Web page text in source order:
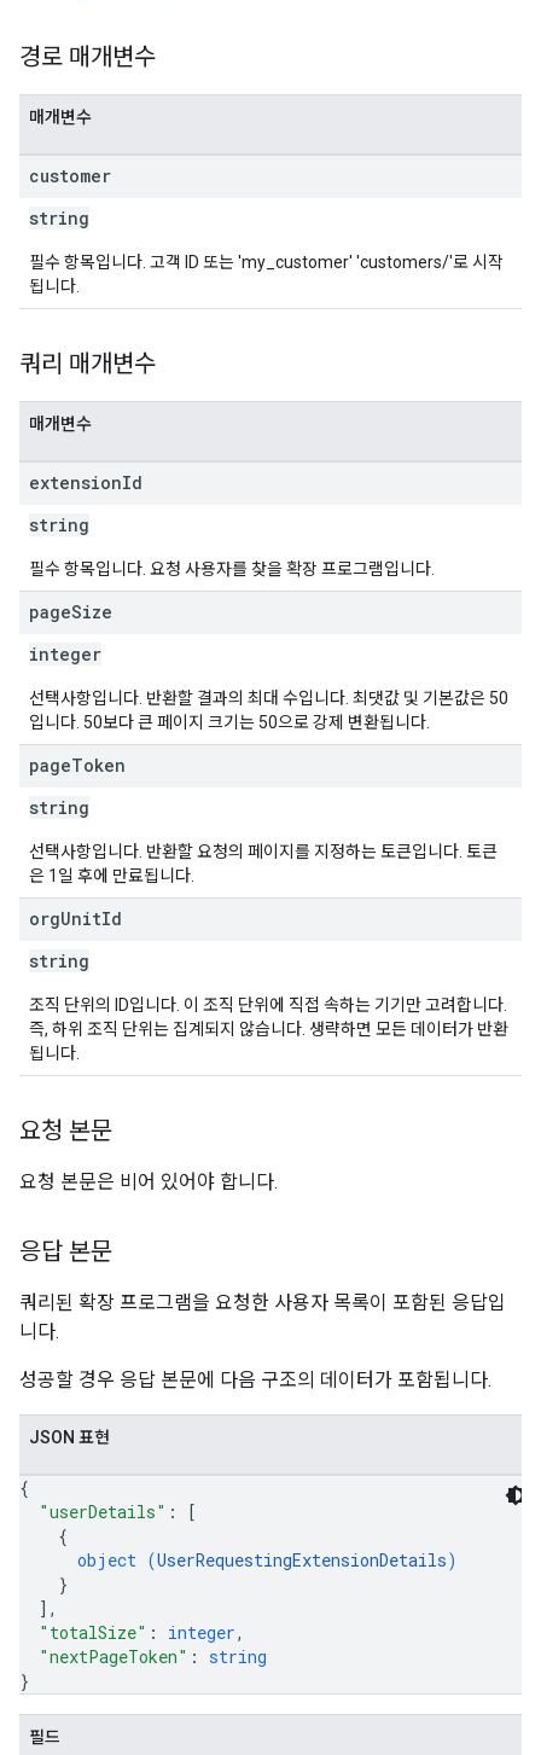
경로 매개변수
매개변수
customer
string
필수 항목입니다. 고객 ID 또는 'my_customer' 'customers/'로 시작
됩니다.
쿼리 매개변수
매개변수
extensionId
string
필수 항목입니다. 요청 사용자를 찾을 확장 프로그램입니다.
pageSize
integer
선택사항입니다. 반환할 결과의 최대 수입니다. 최댓값 및 기본값은 50
입니다. 50보다 큰 페이지 크기는 50으로 강제 변환됩니다.
pageToken
string
선택사항입니다. 반환할 요청의 페이지를 지정하는 토큰입니다. 토큰
은 1일 후에 만료됩니다.
orgUnitId
string
조직 단위의 ID입니다. 이 조직 단위에 직접 속하는 기기만 고려합니다.
즉, 하위 조직 단위는 집계되지 않습니다. 생략하면 모든 데이터가 반환
됩니다.
요청 본문
요청 본문은 비어 있어야 합니다.
응답 본문
쿼리된 확장 프로그램을 요청한 사용자 목록이 포함된 응답입
니다.
성공할 경우 응답 본문에 다음 구조의 데이터가 포함됩니다.
JSON 표현
{
"userDetails" :
[
{
object (UserRequestingExtensionDetails)
}
] ,
"totalSize" : integer,
"nextPageToken" : string
}
필드